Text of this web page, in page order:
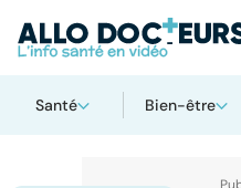
Santé Bien-être